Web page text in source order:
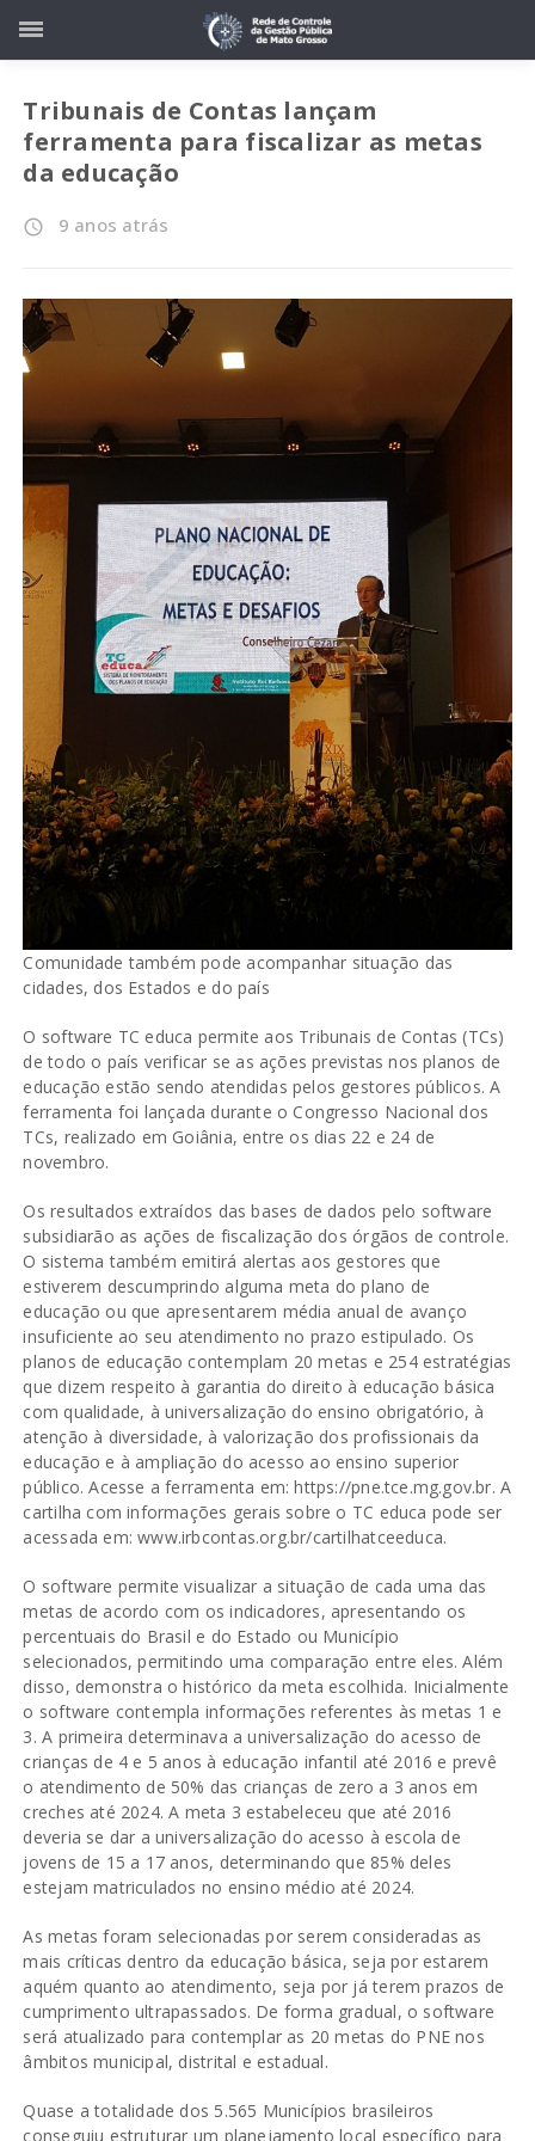
Tribunais de Contas lançam
ferramenta para fiscalizar as metas
da educação
access_time 9 anos atrás
Comunidade também pode acompanhar situação das
cidades, dos Estados e do país
O software TC educa permite aos Tribunais de Contas (TCs)
de todo o país verificar se as ações previstas nos planos de
educação estão sendo atendidas pelos gestores públicos. A
ferramenta foi lançada durante o Congresso Nacional dos
TCs, realizado em Goiânia, entre os dias 22 e 24 de
novembro.
Os resultados extraídos das bases de dados pelo software
subsidiarão as ações de fiscalização dos órgãos de controle.
O sistema também emitirá alertas aos gestores que
estiverem descumprindo alguma meta do plano de
educação ou que apresentarem média anual de avanço
insuficiente ao seu atendimento no prazo estipulado. Os
planos de educação contemplam 20 metas e 254 estratégias
que dizem respeito à garantia do direito à educação básica
com qualidade, à universalização do ensino obrigatório, à
atenção à diversidade, à valorização dos profissionais da
educação e à ampliação do acesso ao ensino superior
público. Acesse a ferramenta em: https://pne.tce.mg.gov.br. A
cartilha com informações gerais sobre o TC educa pode ser
acessada em: www.irbcontas.org.br/cartilhatceeduca.
O software permite visualizar a situação de cada uma das
metas de acordo com os indicadores, apresentando os
percentuais do Brasil e do Estado ou Município
selecionados, permitindo uma comparação entre eles. Além
disso, demonstra o histórico da meta escolhida. Inicialmente
o software contempla informações referentes às metas 1 e
3. A primeira determinava a universalização do acesso de
crianças de 4 e 5 anos à educação infantil até 2016 e prevê
o atendimento de 50% das crianças de zero a 3 anos em
creches até 2024. A meta 3 estabeleceu que até 2016
deveria se dar a universalização do acesso à escola de
jovens de 15 a 17 anos, determinando que 85% deles
estejam matriculados no ensino médio até 2024.
As metas foram selecionadas por serem consideradas as
mais críticas dentro da educação básica, seja por estarem
aquém quanto ao atendimento, seja por já terem prazos de
cumprimento ultrapassados. De forma gradual, o software
será atualizado para contemplar as 20 metas do PNE nos
âmbitos municipal, distrital e estadual.
Quase a totalidade dos 5.565 Municípios brasileiros
conseguiu estruturar um planejamento local específico para